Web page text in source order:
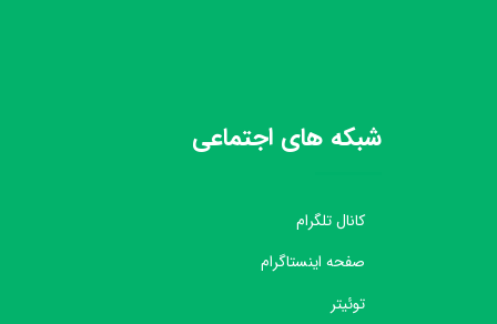
شبکه های اجتماعی
کانال تلگرام
صفحه اینستاگرام
توئیتر